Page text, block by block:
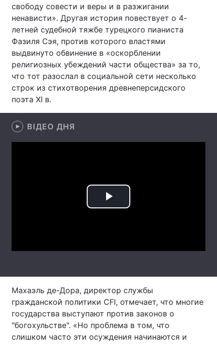
свободу совести и веры и в разжигании
ненависти». Другая история повествует о 4-
летней судебной тяжбе турецкого пианиста
Фазиля Сэя, против которого властями
выдвинуто обвинение в «оскорблении
религиозных убеждений части общества» за то,
что тот разослал в социальной сети несколько
строк из стихотворения древнеперсидского
поэта XI в.
ВІДЕО ДНЯ
Play
Махаэль де-Дора, директор службы
гражданской политики CFI, отмечает, что многие
государства выступают против законов о
"богохульстве". «Но проблема в том, что
слишком часто эти осуждения начинаются и